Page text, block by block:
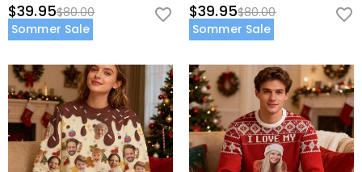
$39.95$80.00
Sommer Sale
$39.95$80.00
Sommer Sale